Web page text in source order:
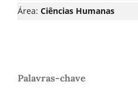
Área: Ciências Humanas
Palavras-chave